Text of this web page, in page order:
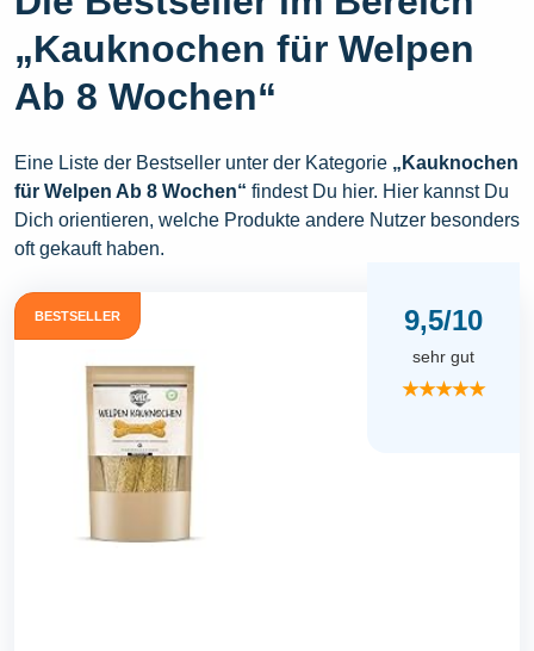
„Kauknochen für Welpen
Ab 8 Wochen“
Eine Liste der Bestseller unter der Kategorie „Kauknochen
für Welpen Ab 8 Wochen“ findest Du hier. Hier kannst Du
Dich orientieren, welche Produkte andere Nutzer besonders
oft gekauft haben.
BESTSELLER 9,5/10
sehr gut
★★★★★